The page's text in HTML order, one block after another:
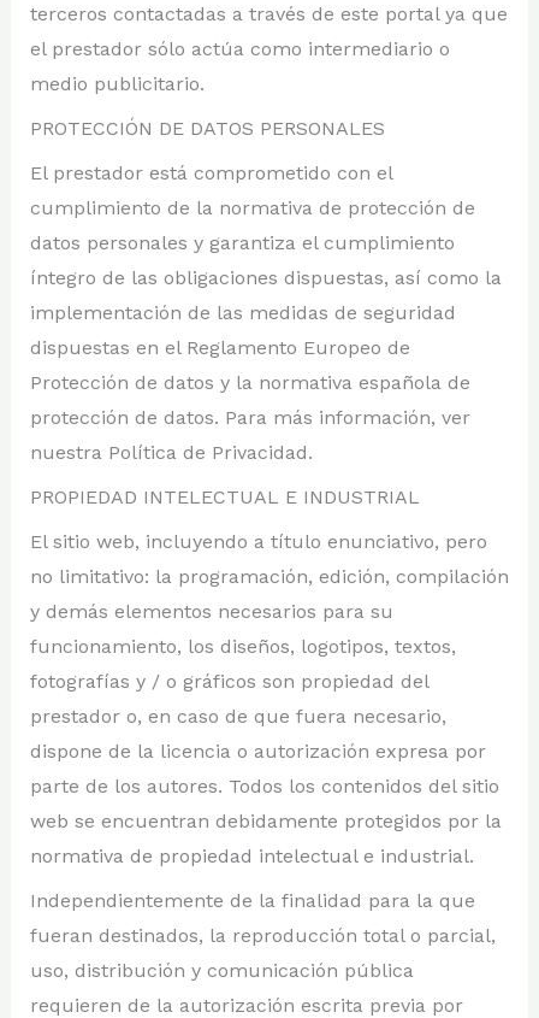
terceros contactadas a través de este portal ya que
el prestador sólo actúa como intermediario o
medio publicitario.
PROTECCIÓN DE DATOS PERSONALES
El prestador está comprometido con el
cumplimiento de la normativa de protección de
datos personales y garantiza el cumplimiento
íntegro de las obligaciones dispuestas, así como la
implementación de las medidas de seguridad
dispuestas en el Reglamento Europeo de
Protección de datos y la normativa española de
protección de datos. Para más información, ver
nuestra Política de Privacidad.
PROPIEDAD INTELECTUAL E INDUSTRIAL
El sitio web, incluyendo a título enunciativo, pero
no limitativo: la programación, edición, compilación
y demás elementos necesarios para su
funcionamiento, los diseños, logotipos, textos,
fotografías y / o gráficos son propiedad del
prestador o, en caso de que fuera necesario,
dispone de la licencia o autorización expresa por
parte de los autores. Todos los contenidos del sitio
web se encuentran debidamente protegidos por la
normativa de propiedad intelectual e industrial.
Independientemente de la finalidad para la que
fueran destinados, la reproducción total o parcial,
uso, distribución y comunicación pública
requieren de la autorización escrita previa por